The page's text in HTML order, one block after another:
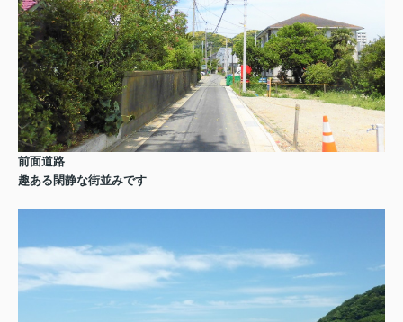
前面道路
趣ある閑静な街並みです